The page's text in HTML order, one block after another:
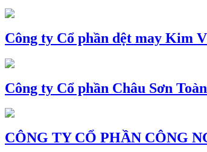
Công ty Cổ phần dệt may Kim
Công ty Cổ phần Châu Sơn
CÔNG TY CỔ PHẦN CÔNG